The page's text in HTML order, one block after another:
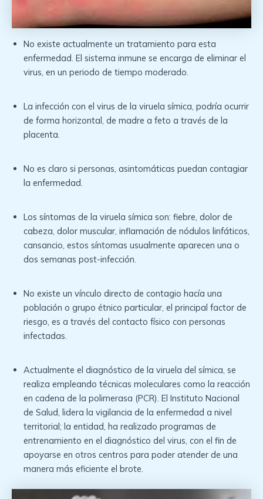
No existe actualmente un tratamiento para esta
enfermedad. El sistema inmune se encarga de eliminar el
virus, en un periodo de tiempo moderado.
La infección con el virus de la viruela símica, podría ocurrir
de forma horizontal, de madre a feto a través de la
placenta.
No es claro si personas, asintomáticas puedan contagiar
la enfermedad.
Los síntomas de la viruela símica son: fiebre, dolor de
cabeza, dolor muscular, inflamación de nódulos linfáticos,
cansancio, estos síntomas usualmente aparecen una o
dos semanas post-infección.
No existe un vínculo directo de contagio hacía una
población o grupo étnico particular, el principal factor de
riesgo, es a través del contacto físico con personas
infectadas.
Actualmente el diagnóstico de la viruela del símica, se
realiza empleando técnicas moleculares como la reacción
en cadena de la polimerasa (PCR). El Instituto Nacional
de Salud, lidera la vigilancia de la enfermedad a nivel
territorial; la entidad, ha realizado programas de
entrenamiento en el diagnóstico del virus, con el fin de
apoyarse en otros centros para poder atender de una
manera más eficiente el brote.